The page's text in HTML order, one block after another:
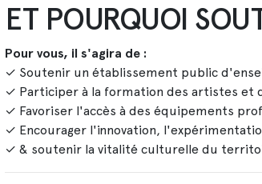
ET POURQUOI
Pour vous, il s'agira de :
✓ Soutenir un établissement public
✓ Participer à la formation des artistes et
✓ Favoriser l'accès à des équipements
✓ Encourager l'innovation,
✓ & soutenir la vitalité culturelle du